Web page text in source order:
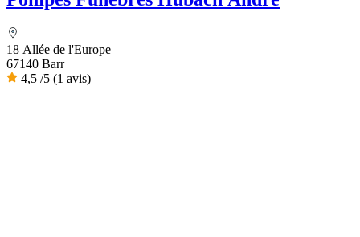
18 Allée de l'Europe
67140 Barr
4,5 /5 (1 avis)